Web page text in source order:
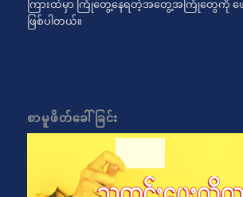
ကြားထဲမှာ ကြုံတွေ့နေရတဲ့အတွေ့အကြုံတွေကို ဖော်
ဖြစ်ပါတယ်။
စာမူဖိတ်ခေါ်ခြင်း